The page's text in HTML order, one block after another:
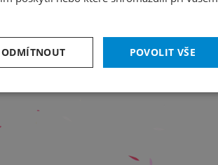
POVOLIT VŠE
ODMÍTNOUT